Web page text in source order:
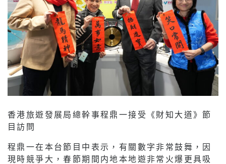
香港旅遊發展局總幹事程鼎一接受《財知大道》節
目訪問
程鼎一在本台節目中表示，有關數字非常鼓舞，因
現時競爭大，春節期間内地本地遊非常火爆更具吸